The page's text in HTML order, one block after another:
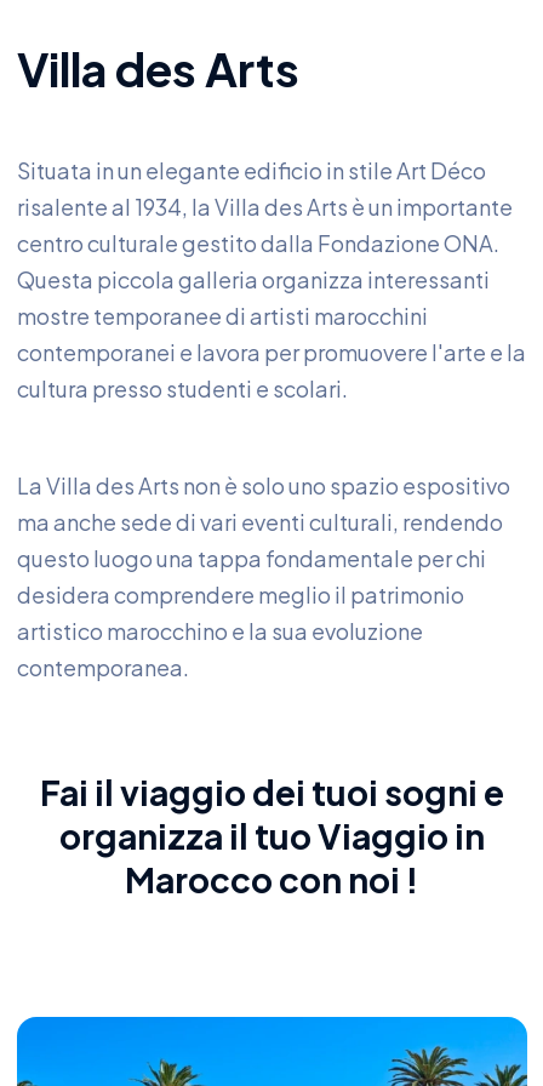
Villa des Arts
Situata in un elegante edificio in stile Art Déco
risalente al 1934, la Villa des Arts è un importante
centro culturale gestito dalla Fondazione ONA.
Questa piccola galleria organizza interessanti
mostre temporanee di artisti marocchini
contemporanei e lavora per promuovere l'arte e la
cultura presso studenti e scolari.
La Villa des Arts non è solo uno spazio espositivo
ma anche sede di vari eventi culturali, rendendo
questo luogo una tappa fondamentale per chi
desidera comprendere meglio il patrimonio
artistico marocchino e la sua evoluzione
contemporanea.
Fai il viaggio dei tuoi sogni e
organizza il tuoViaggio in
Marocco con noi !